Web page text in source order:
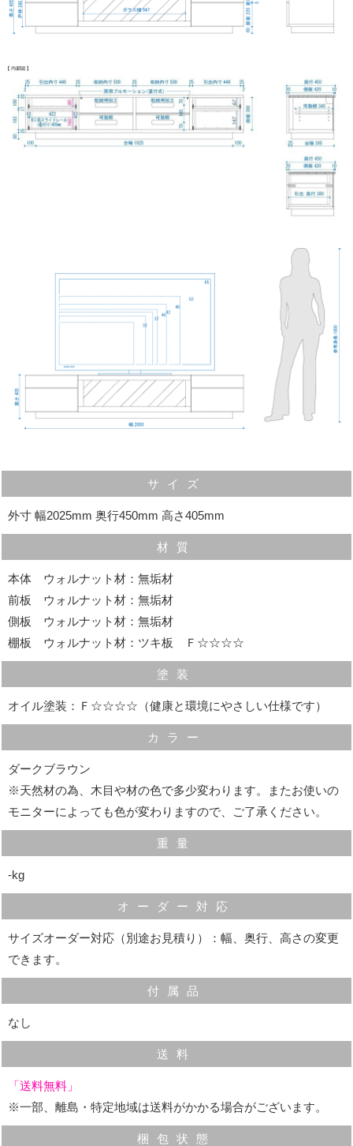
使い勝手の良いフルオープンレール
ています。
手前まで引き出せるので、奥の方まで使いやすく、非常
に使い勝手の良い部品です。
※耐荷重約30kg
収納力ある実用的な引き出し
内部には、溝が入り、厚みのある桐板で仕切りをしま
す。
取っ手は開けやすさにもこだわって、「掘り込み」にし
ています。
無垢材なので手触りが非常に良いです。
AV機器の収納スペースは配線も考慮して、棚板の奥側に
広く切り欠きを施しています。
また、棚板の高さは調整できます。
サイズ
外寸 幅2025mm 奥行450mm 高さ405mm
材質
本体 ウォルナット材：無垢材
前板 ウォルナット材：無垢材
側板 ウォルナット材：無垢材
棚板 ウォルナット材：ツキ板 Ｆ☆☆☆☆
塗装
オイル塗装：Ｆ☆☆☆☆（健康と環境にやさしい仕様です）
カラー
ダークブラウン
※天然材の為、木目や材の色で多少変わります。またお使いの
モニターによっても色が変わりますので、ご了承ください。
重量
‐kg
オーダー対応
サイズオーダー対応（別途お見積り）：幅、奥行、高さの変更
できます。
付属品
なし
送料
「送料無料」
※一部、離島・特定地域は送料がかかる場合がございます。
梱包状態